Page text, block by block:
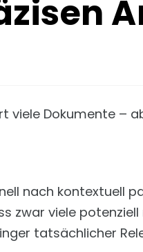
viele Dokumente –
nach kontextuell
zwar viele
tatsächlicher